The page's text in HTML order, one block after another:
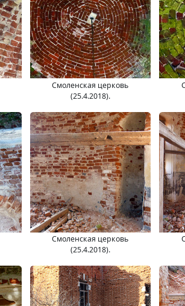
Смоленская церковь
(25.4.2018).
Смоленская церковь
(25.4.2018).